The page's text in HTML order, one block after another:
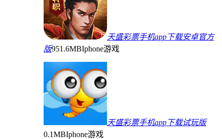
天盛彩票手机app下载安卓官方
版951.6MBIphone游戏
天盛彩票手机app下载试玩版
0.1MBIphone游戏